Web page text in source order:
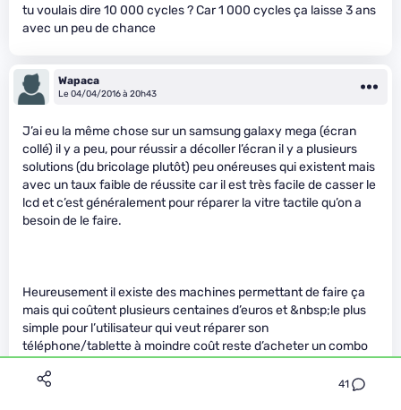
41
tu voulais dire 10 000 cycles ? Car 1 000 cycles ça laisse 3 ans
avec un peu de chance
Wapaca
Le 04/04/2016 à 20h43
J’ai eu la même chose sur un samsung galaxy mega (écran
collé) il y a peu, pour réussir a décoller l’écran il y a plusieurs
solutions (du bricolage plutôt) peu onéreuses qui existent mais
avec un taux faible de réussite car il est très facile de casser le
lcd et c’est généralement pour réparer la vitre tactile qu’on a
besoin de le faire.
Heureusement il existe des machines permettant de faire ça
mais qui coûtent plusieurs centaines d’euros et &nbsp;le plus
simple pour l’utilisateur qui veut réparer son
téléphone/tablette à moindre coût reste d’acheter un combo